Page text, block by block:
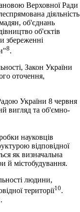
Верховної Ради
діяльність
об'єднань
об'єктів
збереженні
8.
Закон України
оточення,
України 8 червня
вигляд та об'ємно-
науковців
відповідної
як визначальна
й містобудування.
людини,
території10.